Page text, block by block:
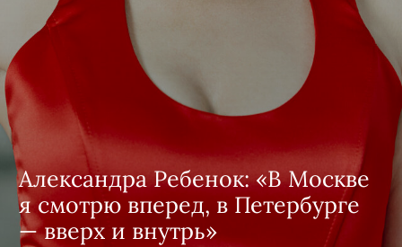
Александра Ребенок: «В Москве
я смотрю вперед, в Петербурге
— вверх и внутрь»